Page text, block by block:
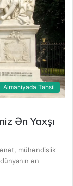
Almaniyada Təhsil
Ən Yaxşı
mühəndislik
ən